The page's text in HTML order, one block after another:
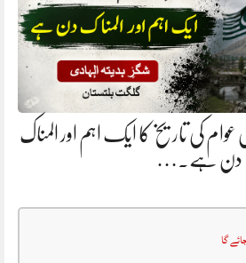
کشمیری عوام کی تاریخ کا ایک اہم اور المناک
دن ہے.…
گا